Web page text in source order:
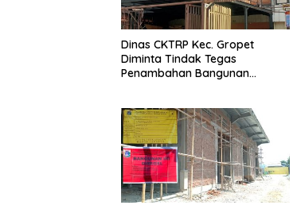
Dinas CKTRP Kec. Gropet
Diminta Tindak Tegas
Penambahan Bangunan